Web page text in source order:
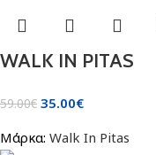
WALK IN PITAS
59.00€ 35.00€
Μάρκα: Walk In Pitas